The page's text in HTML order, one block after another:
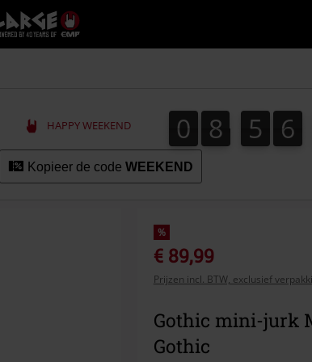
Large
–
Muziek-,
+
kleding
HAPPY WEEKEND 0
0 8
8 5
5 6
7
6
Kopieer de code WEEKEND
%
€ 89,99
Prijzen incl. BTW, exclusief
Gothic mini-jurk
Gothic